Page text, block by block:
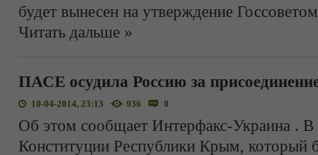
будет вынесен на утверждение
Читать дальше »
ПАСЕ осудила Россию за
10-04-2014, 23:13 936 0
Об этом сообщает Интерфакс-Украина . В
Конституции Республики Крым, который